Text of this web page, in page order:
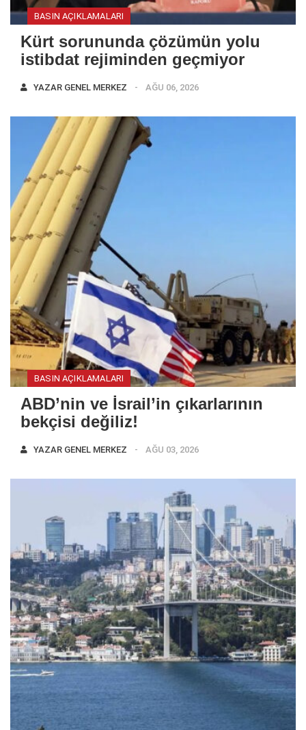
BASIN AÇIKLAMALARI
Kürt sorununda çözümün yolu
istibdat rejiminden geçmiyor
YAZAR GENEL MERKEZ AĞU 06, 2026
BASIN AÇIKLAMALARI
ABD’nin ve İsrail’in çıkarlarının
bekçisi değiliz!
YAZAR GENEL MERKEZ AĞU 03, 2026